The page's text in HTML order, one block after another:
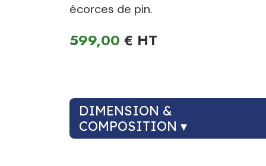
écorces de pin.
599,00 €
DIMENSION &
COMPOSITION ▾